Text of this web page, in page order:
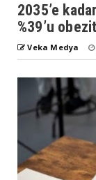
2035’e
%39’u
Veka Medya